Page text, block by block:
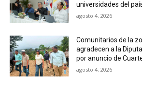
universidades del
agosto 4, 2026
Comunitarios de la
agradecen a la
por anuncio de
agosto 4, 2026